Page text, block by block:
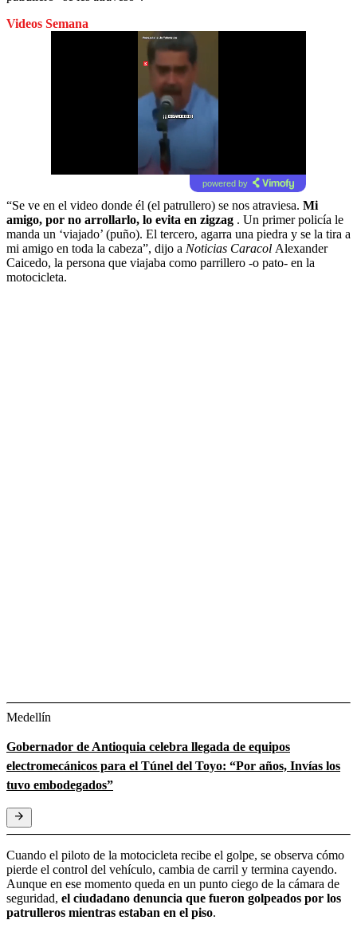
Videos Semana
powered by
“Se ve en el video donde él (el patrullero) se nos atraviesa. Mi
amigo, por no arrollarlo, lo evita en zigzag . Un primer policía le
manda un ‘viajado’ (puño). El tercero, agarra una piedra y se la tira a
mi amigo en toda la cabeza”, dijo a Noticias Caracol Alexander
Caicedo, la persona que viajaba como parrillero -o pato- en la
motocicleta.
Medellín
Gobernador de Antioquia celebra llegada de equipos
electromecánicos para el Túnel del Toyo: “Por años, Invías los
tuvo embodegados”
Cuando el piloto de la motocicleta recibe el golpe, se observa cómo
pierde el control del vehículo, cambia de carril y termina cayendo.
Aunque en ese momento queda en un punto ciego de la cámara de
seguridad, el ciudadano denuncia que fueron golpeados por los
patrulleros mientras estaban en el piso.